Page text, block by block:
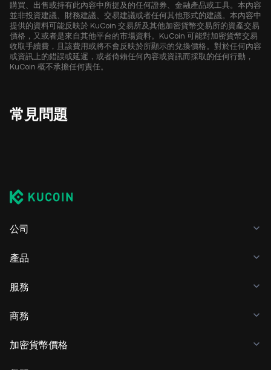
購買、出售或持有此內容中所提及的任何證券、金融產品或工具。本內容
並非投資建議、財務建議、交易建議或者任何其他形式的建議。本內容中
提供的資料可能反映於 KuCoin 交易所及其他加密貨幣交易所的資產交易
價格，又或者是來自其他平台的市場資料。KuCoin 可能對加密貨幣交易
收取手續費，且該費用或將不會反映於所顯示的兌換價格。對於任何內容
或資訊上的錯誤或延遲，或者倚賴任何內容或資訊而採取的任何行動，
KuCoin 概不承擔任何責任。
常見問題
公司
產品
服務
商務
加密貨幣價格